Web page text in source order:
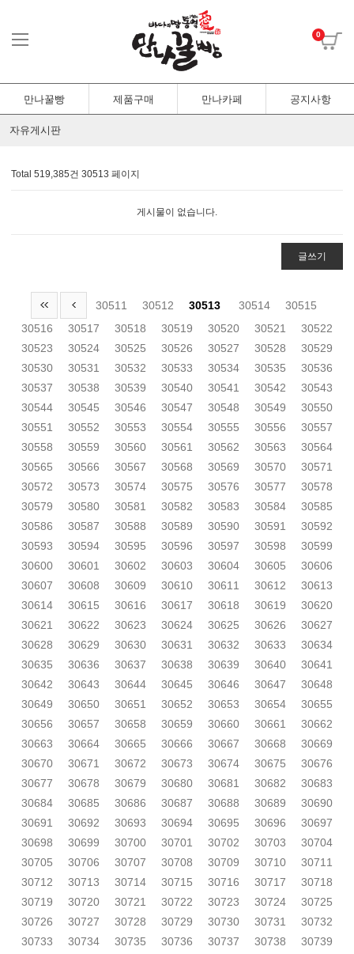
0
만나꿀빵 제품구매 만나카페 공지사항
자유게시판
Total 519,385건 30513 페이지
게시물이 없습니다.
글쓰기
30511 30512 30513 30514
30515
30516
30517 30518 30519 30520 30521
30522
30523
30524 30525 30526 30527 30528
30529
30530
30531 30532 30533 30534 30535
30536
30537
30538 30539 30540 30541 30542
30543
30544
30545 30546 30547 30548 30549
30550
30551
30552 30553 30554 30555 30556
30557
30558
30559 30560 30561 30562 30563
30564
30565
30566 30567 30568 30569 30570
30571
30572
30573 30574 30575 30576 30577
30578
30579
30580 30581 30582 30583 30584
30585
30586
30587 30588 30589 30590 30591
30592
30593
30594 30595 30596 30597 30598
30599
30600
30601 30602 30603 30604 30605
30606
30607
30608 30609 30610 30611 30612
30613
30614
30615 30616 30617 30618 30619
30620
30621
30622 30623 30624 30625 30626
30627
30628
30629 30630 30631 30632 30633
30634
30635
30636 30637 30638 30639 30640
30641
30642
30643 30644 30645 30646 30647
30648
30649
30650 30651 30652 30653 30654
30655
30656
30657 30658 30659 30660 30661
30662
30663
30664 30665 30666 30667 30668
30669
30670
30671 30672 30673 30674 30675
30676
30677
30678 30679 30680 30681 30682
30683
30684
30685 30686 30687 30688 30689
30690
30691
30692 30693 30694 30695 30696
30697
30698
30699 30700 30701 30702 30703
30704
30705
30706 30707 30708 30709 30710
30711
30712
30713 30714 30715 30716 30717
30718
30719
30720 30721 30722 30723 30724
30725
30726
30727 30728 30729 30730 30731
30732
30733
30734 30735 30736 30737 30738
30739